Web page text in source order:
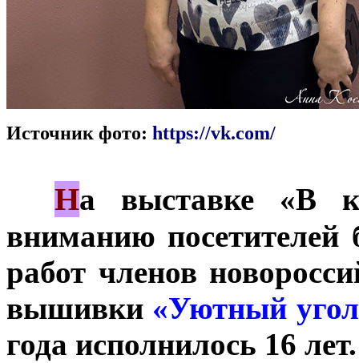
Источник фото: https://vk.com/
На выставке «В
вниманию посетителей
работ членов
вышивки «Уютный
года исполнилось 16 лет.